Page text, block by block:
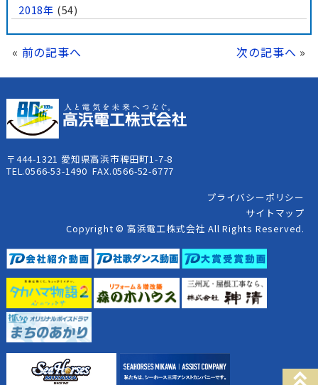
2018年 (54)
« 前の記事へ 次の記事へ »
〒444-1321 愛知県高浜市稗田町1-7-8
TEL.0566-53-1490 FAX.0566-52-6777
プライバシーポリシー
サイトマップ
Copyright © 高浜電工株式会社 All Rights Reserved.